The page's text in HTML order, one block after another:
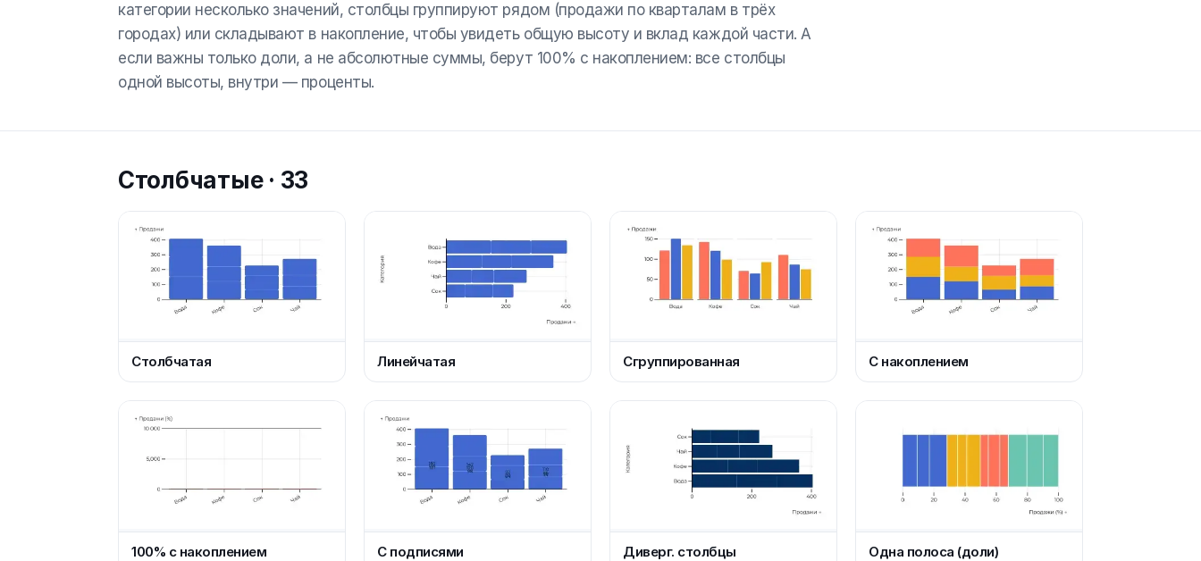
категории несколько значений, столбцы группируют рядом (продажи по кварталам в трёх
городах) или складывают в накопление, чтобы увидеть общую высоту и вклад каждой части. А
если важны только доли, а не абсолютные суммы, берут 100% с накоплением: все столбцы
одной высоты, внутри — проценты.
Столбчатые· 33
Столбчатая Линейчатая Сгруппированная С накоплением
100% с накоплением С подписями Диверг. столбцы Одна полоса (доли)